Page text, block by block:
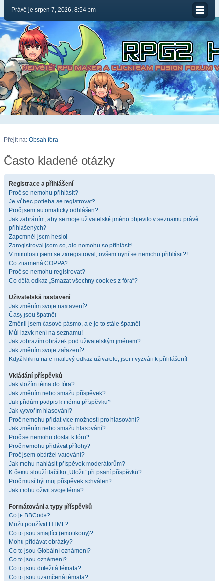
Právě je srpen 7, 2026, 8:54 pm
Přejít na: Obsah fóra
Často kladené otázky
Registrace a přihlášení
Proč se nemohu přihlásit?
Je vůbec potřeba se registrovat?
Proč jsem automaticky odhlášen?
Jak zabráním, aby se moje uživatelské jméno objevilo v seznamu právě
přihlášených?
Zapomněl jsem heslo!
Zaregistroval jsem se, ale nemohu se přihlásit!
V minulosti jsem se zaregistroval, ovšem nyní se nemohu přihlásit?!
Co znamená COPPA?
Proč se nemohu registrovat?
Co dělá odkaz „Smazat všechny cookies z fóra“?
Uživatelská nastavení
Jak změním svoje nastavení?
Časy jsou špatně!
Změnil jsem časové pásmo, ale je to stále špatně!
Můj jazyk není na seznamu!
Jak zobrazím obrázek pod uživatelským jménem?
Jak změním svoje zařazení?
Když kliknu na e-mailový odkaz uživatele, jsem vyzván k přihlášení!
Vkládání příspěvků
Jak vložím téma do fóra?
Jak změním nebo smažu příspěvek?
Jak přidám podpis k mému příspěvku?
Jak vytvořím hlasování?
Proč nemohu přidat více možností pro hlasování?
Jak změním nebo smažu hlasování?
Proč se nemohu dostat k fóru?
Proč nemohu přidávat přílohy?
Proč jsem obdržel varování?
Jak mohu nahlásit příspěvek moderátorům?
K čemu slouží tlačítko „Uložit“ při psaní příspěvků?
Proč musí být můj příspěvek schválen?
Jak mohu oživit svoje téma?
Formátování a typy příspěvků
Co je BBCode?
Můžu používat HTML?
Co to jsou smajlíci (emotikony)?
Mohu přidávat obrázky?
Co to jsou Globální oznámení?
Co to jsou oznámení?
Co to jsou důležitá témata?
Co to jsou uzamčená témata?